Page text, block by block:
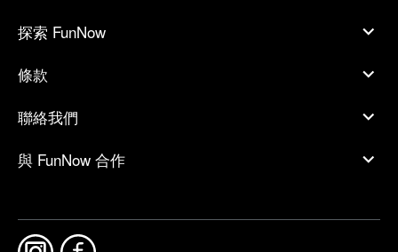
探索 FunNow
條款
聯絡我們
與 FunNow 合作